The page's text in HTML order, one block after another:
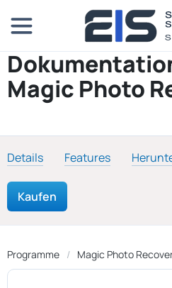
Magic Photo
Details Features
Kaufen
Programme Magic Photo